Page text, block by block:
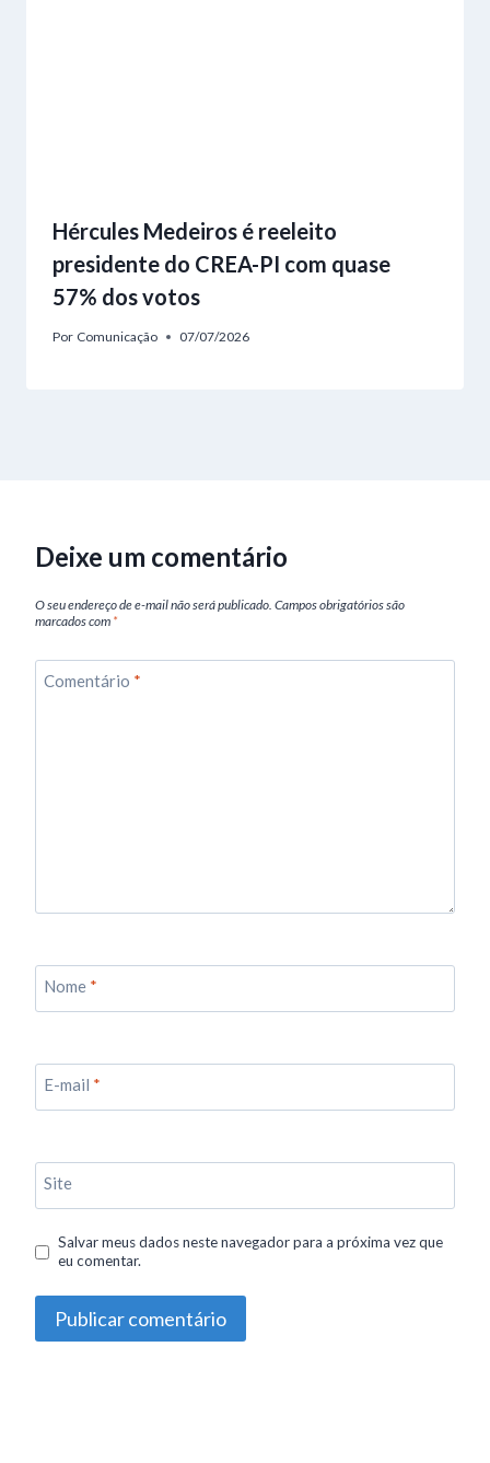
Hércules Medeiros é reeleito
presidente do CREA-PI com quase
57% dos votos
Por Comunicação 07/07/2026
Deixe um comentário
O seu endereço de e-mail não será publicado. Campos obrigatórios são
marcados com *
Comentário *
Nome *
E-mail *
Site
Salvar meus dados neste navegador para a próxima vez que
eu comentar.